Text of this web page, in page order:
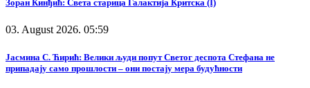
Зоран Кинђић: Света старица Галактија Критска (I)
03. August 2026. 05:59
Јасмина С. Ћирић: Велики људи попут Светог деспота Стефана не
припадају само прошлости – они постају мера будућности